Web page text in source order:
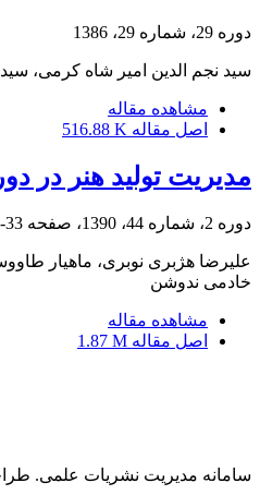
دوره 29، شماره 29، 1386
سید نجم الدین امیر شاه کرمی،
مشاهده مقاله
اصل مقاله 516.88 K
مدیریت تولید هنر در
دوره 2، شماره 44، 1390، صفحه 33-40
علیرضا هژبری نوبری، ماهیار
خادمی ندوشن
مشاهده مقاله
اصل مقاله 1.87 M
سامانه مدیریت نشریات علمی.